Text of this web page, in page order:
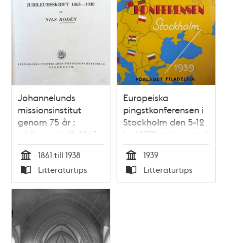
Johannelunds
missionsinstitut
genom 75 år :
jubileumsskrift 1863-
1938 / Nils Rodén
Tid
1861 till 1938
Typ
Litteraturtips
Europeiska
pingstkonferensen i
Stockholm den 5-12
juni 1939 : tal, samtal
och predikningar
Tid
1939
Typ
Litteraturtips